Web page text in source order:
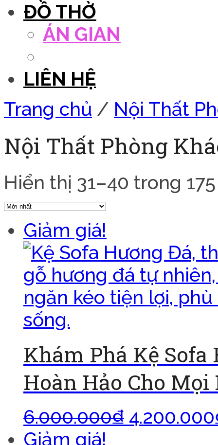
ĐỒ THỜ
ÁN GIAN
LIÊN HỆ
Trang chủ / Nội Thất
Nội Thất Phòng
Hiển thị 31–40 trong
Giảm giá!
Khám Phá Kệ
Hoàn Hảo Cho
6.000.000₫ 4.200.000
Giảm giá!